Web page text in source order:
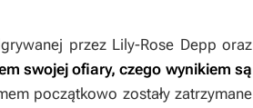
przez Lily-Rose Depp oraz
swojej ofiary, czego wynikiem są
początkowo zostały zatrzymane